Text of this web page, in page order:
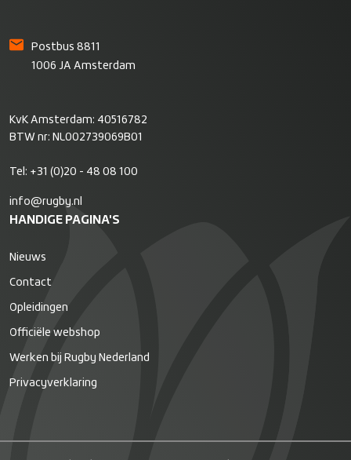
Postbus 8811
1006 JA Amsterdam
KvK Amsterdam: 40516782
BTW nr: NL002739069B01
Tel: +31 (0)20 - 48 08 100
info@rugby.nl
HANDIGE PAGINA'S
Nieuws
Contact
Opleidingen
Officiële webshop
Werken bij Rugby Nederland
Privacyverklaring